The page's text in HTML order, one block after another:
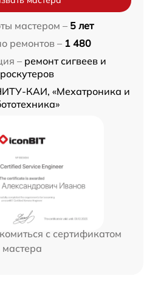
мастером – 5 лет
ремонтов – 1 480
– ремонт сигвеев и
КАИ, «Мехатроника и
с сертификатом
мастера